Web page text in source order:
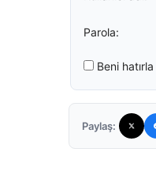
Parola:
Beni hatırla
Paylaş: